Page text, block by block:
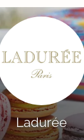
Ladurée